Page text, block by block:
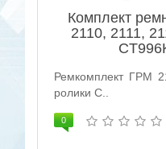
Комплект
2110, 2111,
Ремкомплект ГРМ
ролики C..
0